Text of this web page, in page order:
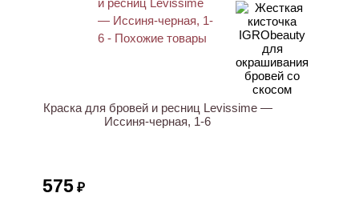
Краска для бровей и ресниц Levissime —
Иссиня-черная, 1-6
575 ₽